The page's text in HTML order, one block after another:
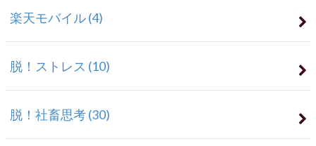
楽天モバイル(4)
脱！ストレス (10)
脱！社畜思考(30)